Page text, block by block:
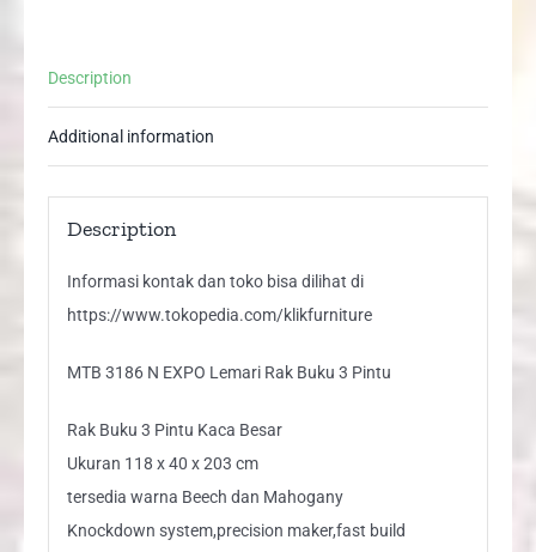
Pintu
Description
Additional information
Description
Informasi kontak dan toko bisa dilihat di
https://www.tokopedia.com/klikfurniture
MTB 3186 N EXPO Lemari Rak Buku 3 Pintu
Rak Buku 3 Pintu Kaca Besar
Ukuran 118 x 40 x 203 cm
tersedia warna Beech dan Mahogany
Knockdown system,precision maker,fast build